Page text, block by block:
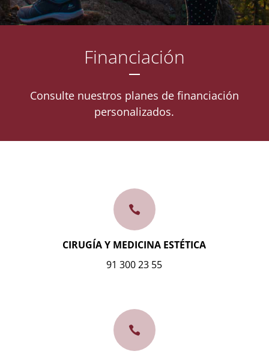
Financiación
Consulte nuestros planes de financiación
personalizados.

CIRUGÍA Y MEDICINA ESTÉTICA
91 300 23 55
